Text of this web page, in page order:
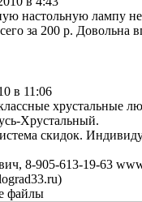
настольную лампу
за 200 р. Довольна
в 11:06
хрустальные
Хрустальный.
скидок.
8-905-613-19-63
файлы